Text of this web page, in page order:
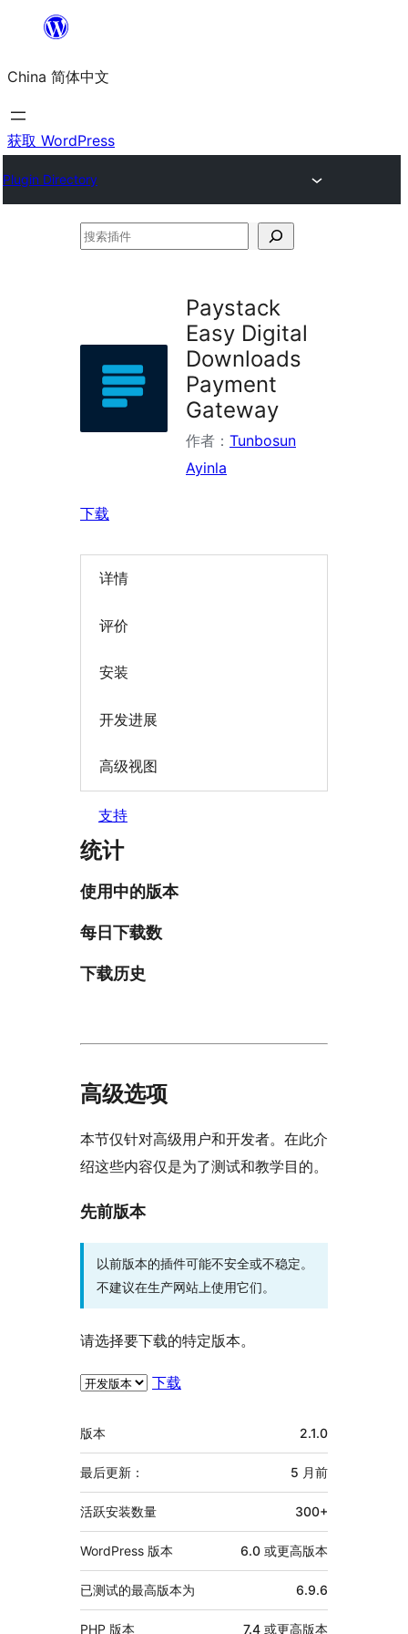
内
容
China 简体中文
获取 WordPress
Plugin Directory
搜
Paystack
Easy Digital
Downloads
Payment
Gateway
作者： Tunbosun
Ayinla
下载
详情
评价
安装
开发进展
高级视图
支持
统计
使用中的版本
每日下载数
下载历史
高级选项
本节仅针对高级用户和开发者。在此介
绍这些内容仅是为了测试和教学目的。
先前版本
以前版本的插件可能不安全或不稳定。
不建议在生产网站上使用它们。
请选择要下载的特定版本。
下载
额
外
信
息
版本 2.1.0
最后更新： 5 月前
活跃安装数量 300+
WordPress 版本 6.0 或更高版本
已测试的最高版本为 6.9.6
PHP 版本 7.4 或更高版本